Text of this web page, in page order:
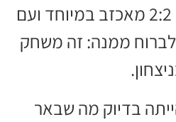
הליגה, היא יצאה עם 2:2 מאכזב במיוחד ועם
ממנה: זה משחק
בדיוק מה שבאר